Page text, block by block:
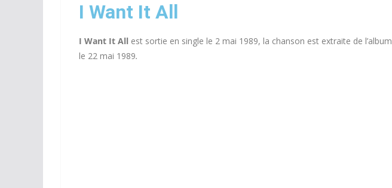
I Want It All
I Want It All est sortie en single le 2 mai 1989, la chanson est extraite de l’album
le 22 mai 1989.